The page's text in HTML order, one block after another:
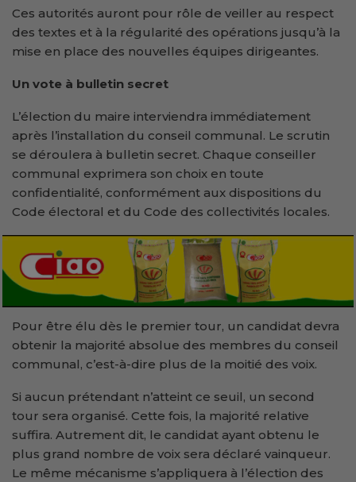
Ces autorités auront pour rôle de veiller au respect
des textes et à la régularité des opérations jusqu’à la
mise en place des nouvelles équipes dirigeantes.
Un vote à bulletin secret
L’élection du maire interviendra immédiatement
après l’installation du conseil communal. Le scrutin
se déroulera à bulletin secret. Chaque conseiller
communal exprimera son choix en toute
confidentialité, conformément aux dispositions du
Code électoral et du Code des collectivités locales.
Pour être élu dès le premier tour, un candidat devra
obtenir la majorité absolue des membres du conseil
communal, c’est-à-dire plus de la moitié des voix.
Si aucun prétendant n’atteint ce seuil, un second
tour sera organisé. Cette fois, la majorité relative
suffira. Autrement dit, le candidat ayant obtenu le
plus grand nombre de voix sera déclaré vainqueur.
Le même mécanisme s’appliquera à l’élection des